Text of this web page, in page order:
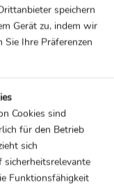
keine Power,
her sehr
des Rennens):
noch keine
speichern
Gerät zu, indem wir
Sie Ihre Präferenzen
Cookies sind
für den Betrieb
sich
sicherheitsrelevante
Funktionsfähigkeit